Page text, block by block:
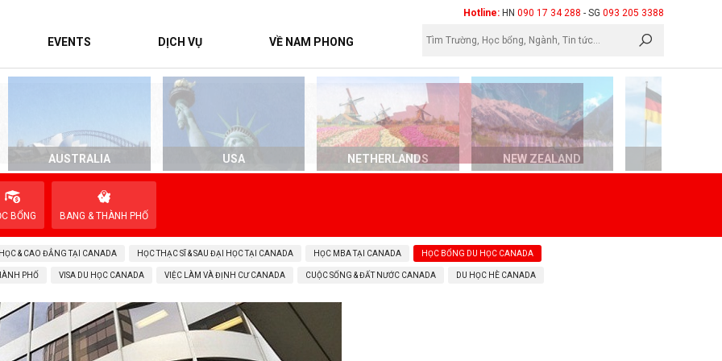
Hotline: HN 090 17 34 288 - SG 093 205 3388
EVENTS DỊCH VỤ VỀ NAM PHONG
AUSTRALIA USA NETHERLANDS NEW ZEALAND
BỔNG BANG & THÀNH PHỐ
& CAO ĐẲNG TẠI CANADA HỌC THẠC SĨ & SAU ĐẠI HỌC TẠI CANADA HỌC MBA TẠI CANADA HỌC BỔNG DU HỌC CANADA
PHỐ VISA DU HỌC CANADA VIỆC LÀM VÀ ĐỊNH CƯ CANADA CUỘC SỐNG & ĐẤT NƯỚC CANADA DU HỌC HÈ CANADA